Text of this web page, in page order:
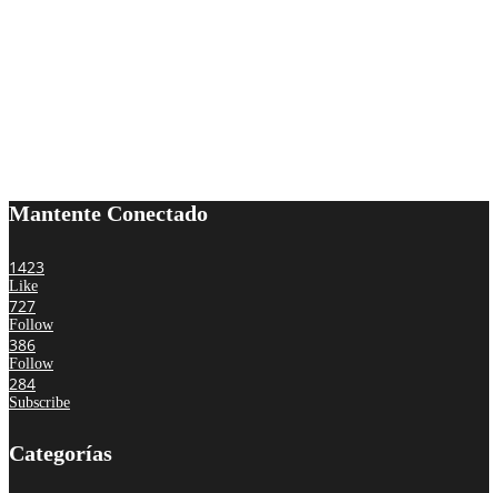
Mantente Conectado
1423
Like
727
Follow
386
Follow
284
Subscribe
Categorías